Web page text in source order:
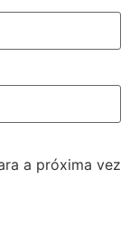
a próxima vez